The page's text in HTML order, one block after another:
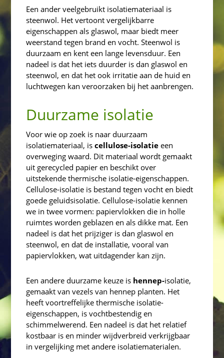
Een ander veelgebruikt isolatiemateriaal is
steenwol. Het vertoont vergelijkbarre
eigenschappen als glaswol, maar biedt meer
weerstand tegen brand en vocht. Steenwol is
duurzaam en kent een lange levensduur. Een
nadeel is dat het iets duurder is dan glaswol en
steenwol, en dat het ook irritatie aan de huid en
luchtwegen kan veroorzaken bij het aanbrengen.
Duurzame isolatie
Voor wie op zoek is naar duurzaam
isolatiemateriaal, iscellulose-isolatie een
overweging waard. Dit materiaal wordt gemaakt
uit gerecycled papier en beschikt over
uitstekende thermische isolatie-eigenschappen.
Cellulose-isolatie is bestand tegen vocht en biedt
goede geluidsisolatie. Cellulose-isolatie kennen
we in twee vormen: papiervlokken die in holle
ruimtes worden geblazen en als dikke mat. Een
nadeel is dat het prijziger is dan glaswol en
steenwol, en dat de installatie, vooral van
papiervlokken, wat uitdagender kan zijn.
Een andere duurzame keuze is hennep-isolatie,
gemaakt van vezels van hennep planten. Het
heeft voortreffelijke thermische isolatie-
eigenschappen, is vochtbestendig en
schimmelwerend. Een nadeel is dat het relatief
kostbaar is en minder wijdverbreid verkrijgbaar
in vergelijking met andere isolatiematerialen.